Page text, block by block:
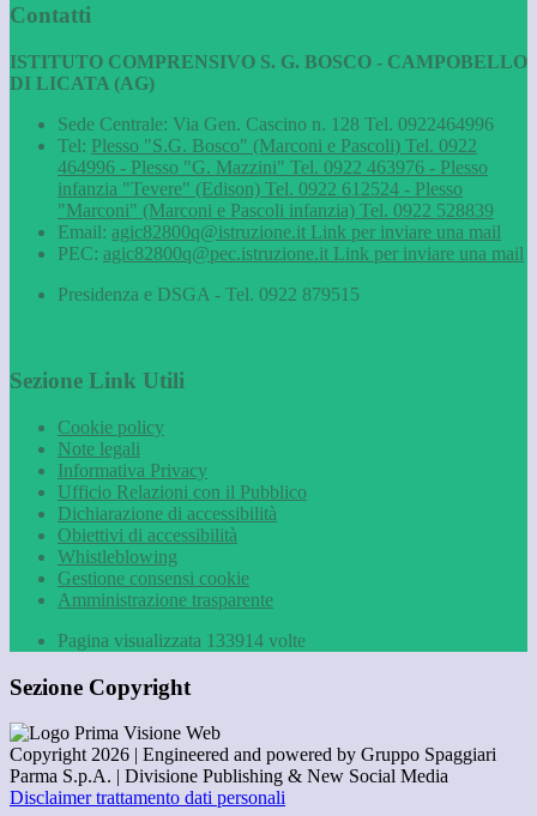
Contatti
ISTITUTO COMPRENSIVO S. G. BOSCO - CAMPOBELLO
DI LICATA (AG)
Sede Centrale: Via Gen. Cascino n. 128 Tel. 0922464996
Tel: Plesso "S.G. Bosco" (Marconi e Pascoli) Tel. 0922
464996 - Plesso "G. Mazzini" Tel. 0922 463976 - Plesso
infanzia "Tevere" (Edison) Tel. 0922 612524 - Plesso
"Marconi" (Marconi e Pascoli infanzia) Tel. 0922 528839
Email: agic82800q@istruzione.it Link per inviare una mail
PEC: agic82800q@pec.istruzione.it Link per inviare una mail
Presidenza e DSGA - Tel. 0922 879515
Sezione Link Utili
Cookie policy
Note legali
Informativa Privacy
Ufficio Relazioni con il Pubblico
Dichiarazione di accessibilità
Obiettivi di accessibilità
Whistleblowing
Gestione consensi cookie
Amministrazione trasparente
Pagina visualizzata 133914 volte
Sezione Copyright
Copyright 2026 | Engineered and powered by Gruppo Spaggiari
Parma S.p.A. | Divisione Publishing & New Social Media
Disclaimer trattamento dati personali